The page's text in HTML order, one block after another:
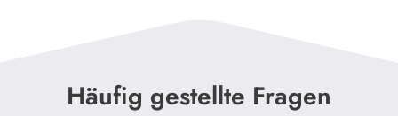
Häufig gestellte Fragen